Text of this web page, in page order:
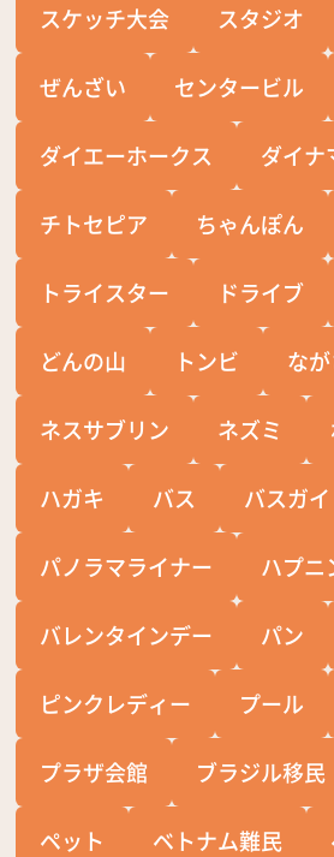
スケッチ大会 スタジオ
ぜんざい センタービル
ダイエーホークス ダイナ
チトセピア ちゃんぽん
トライスター ドライブ
どんの山 トンビ な
ネスサブリン ネズミ
ハガキ バス バスガ
パノラマライナー ハプニ
バレンタインデー パン
ピンクレディー プール
プラザ会館 ブラジル移民
ペット ベトナム難民